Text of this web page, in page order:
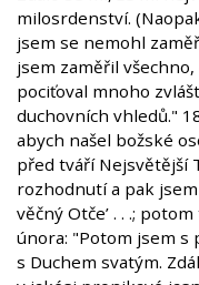
milosrdenství.
jsem se nemohl
jsem zaměřil
pociťoval mnoho
duchovních vhledů."
abych našel božské
před tváří Nejsvětější
rozhodnutí a pak
věčný Otče’ . . .;
února: "Potom jsem s
s Duchem svatým.